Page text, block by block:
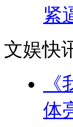
紧
文娱快
体